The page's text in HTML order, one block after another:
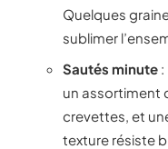
Quelques
sublimer
Sautés minute
un assortiment
crevettes, et
texture résiste